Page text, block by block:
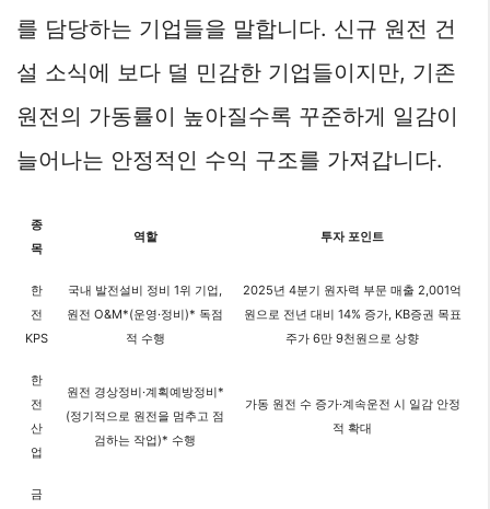
를 담당하는 기업들을 말합니다. 신규 원전 건
설 소식에 보다 덜 민감한 기업들이지만, 기존
원전의 가동률이 높아질수록 꾸준하게 일감이
늘어나는 안정적인 수익 구조를 가져갑니다.
종
목
역할 투자 포인트
한
전
KPS
국내 발전설비 정비 1위 기업,
원전 O&M*(운영·정비)* 독점
적 수행
2025년 4분기 원자력 부문 매출 2,001억
원으로 전년 대비 14% 증가, KB증권 목표
주가 6만 9천원으로 상향
한
전
산
업
원전 경상정비·계획예방정비*
(정기적으로 원전을 멈추고 점
검하는 작업)* 수행
가동 원전 수 증가·계속운전 시 일감 안정
적 확대
금